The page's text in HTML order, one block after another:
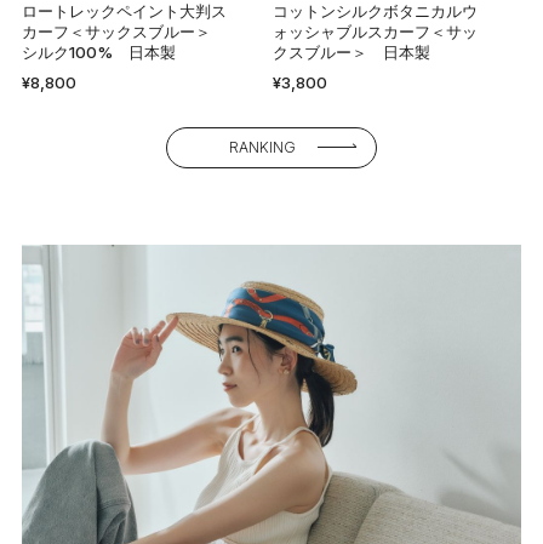
ロートレックペイント大判ス
カーフ＜サックスブルー＞
シルク100% 日本製
¥8,800
コットンシルクボタニカルウ
ォッシャブルスカーフ＜サッ
クスブルー＞ 日本製
¥3,800
RANKING